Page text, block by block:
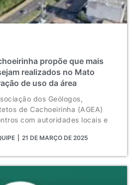
propõe que mais
realizados no Mato
de uso da área
dos Geólogos,
de Cachoeirinha (AGEA)
com autoridades locais e
21 DE MARÇO DE 2025